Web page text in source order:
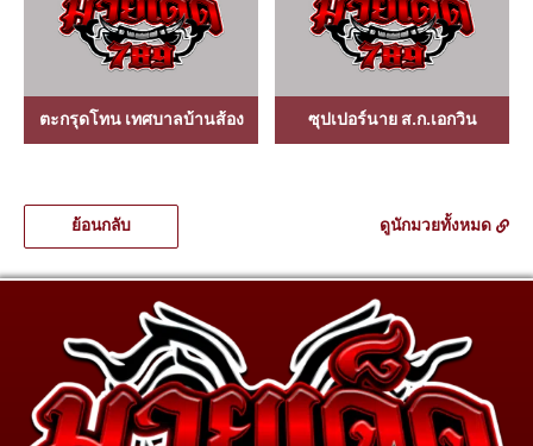
ตะกรุดโทน เทศบาลบ้านส้อง ซุปเปอร์นาย ส.ก.เอกวิน
ย้อนกลับ ดูนักมวยทั้งหมด